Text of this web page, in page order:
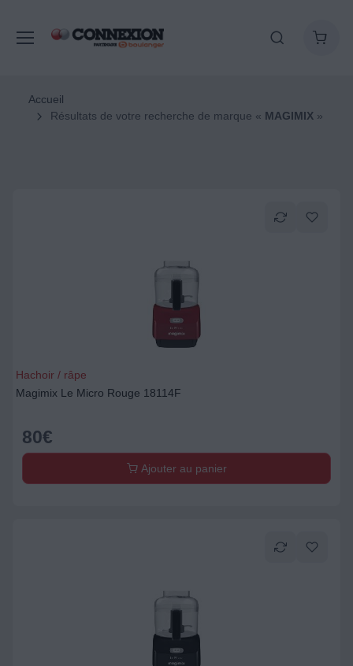
Accueil
Résultats de votre recherche de marque « MAGIMIX»
Hachoir / râpe
Magimix Le Micro Rouge 18114F
80€
Ajouter au panier